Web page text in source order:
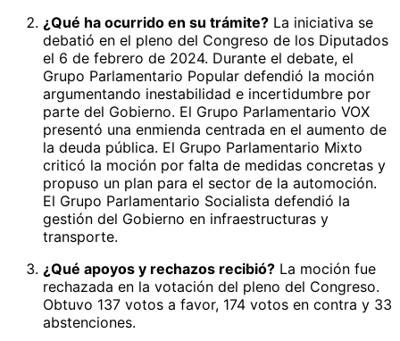
¿Qué ha ocurrido en su trámite? La iniciativa se
debatió en el pleno del Congreso de los Diputados
el 6 de febrero de 2024. Durante el debate, el
Grupo Parlamentario Popular defendió la moción
argumentando inestabilidad e incertidumbre por
parte del Gobierno. El Grupo Parlamentario VOX
presentó una enmienda centrada en el aumento de
la deuda pública. El Grupo Parlamentario Mixto
criticó la moción por falta de medidas concretas y
propuso un plan para el sector de la automoción.
El Grupo Parlamentario Socialista defendió la
gestión del Gobierno en infraestructuras y
transporte.
¿Qué apoyos y rechazos recibió? La moción fue
rechazada en la votación del pleno del Congreso.
Obtuvo 137 votos a favor, 174 votos en contra y 33
abstenciones.